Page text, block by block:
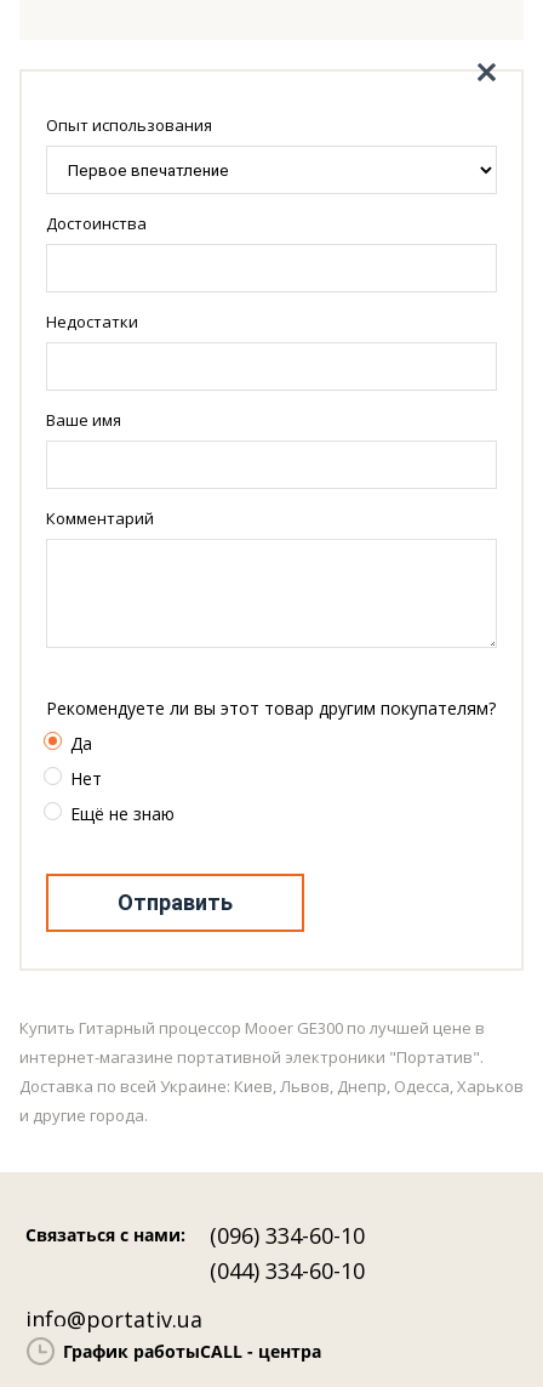
Опыт использования
Достоинства
Недостатки
Ваше имя
Комментарий
Рекомендуете ли вы этот товар другим покупателям?
Да
Нет
Ещё не знаю
Отправить
Купить Гитарный процессор Mooer GE300 по лучшей цене в
интернет-магазине портативной электроники "Портатив".
Доставка по всей Украине: Киев, Львов, Днепр, Одесса, Харьков
и другие города.
Связаться с нами:
(096) 334-60-10
(044) 334-60-10
info@portativ.ua
График работыCALL - центра